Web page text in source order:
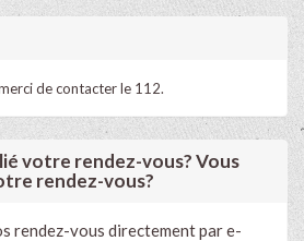
de contacter le 112.
votre rendez-vous? Vous
rendez-vous?
rendez-vous directement par e-